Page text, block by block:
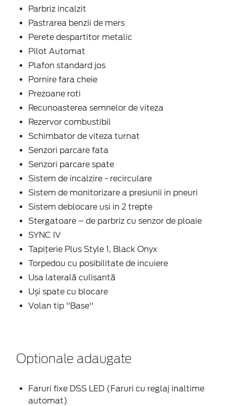
Parbriz incalzit
Pastrarea benzii de mers
Perete despartitor metalic
Pilot Automat
Plafon standard jos
Pornire fara cheie
Prezoane roti
Recunoasterea semnelor de viteza
Rezervor combustibil
Schimbator de viteza turnat
Senzori parcare fata
Senzori parcare spate
Sistem de incalzire - recirculare
Sistem de monitorizare a presiunii in pneuri
Sistem deblocare usi in 2 trepte
Stergatoare – de parbriz cu senzor de ploaie
SYNC IV
Tapițerie Plus Style 1, Black Onyx
Torpedou cu posibilitate de incuiere
Usa laterală culisantă
Uși spate cu blocare
Volan tip ''Base''
Optionale adaugate
Faruri fixe DSS LED (Faruri cu reglaj inaltime
automat)